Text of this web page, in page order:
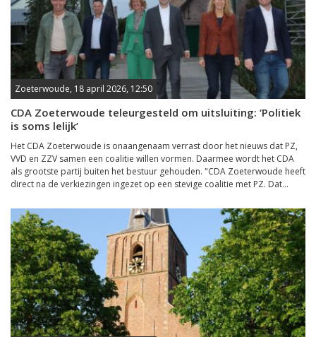
Zoeterwoude, 18 april 2026, 12:50
CDA Zoeterwoude teleurgesteld om uitsluiting: ‘Politiek
is soms lelijk’
Het CDA Zoeterwoude is onaangenaam verrast door het nieuws dat PZ,
VVD en ZZV samen een coalitie willen vormen. Daarmee wordt het CDA
als grootste partij buiten het bestuur gehouden. "CDA Zoeterwoude heeft
direct na de verkiezingen ingezet op een stevige coalitie met PZ. Dat...